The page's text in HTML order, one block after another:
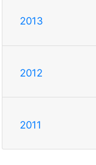
2013
2012
2011